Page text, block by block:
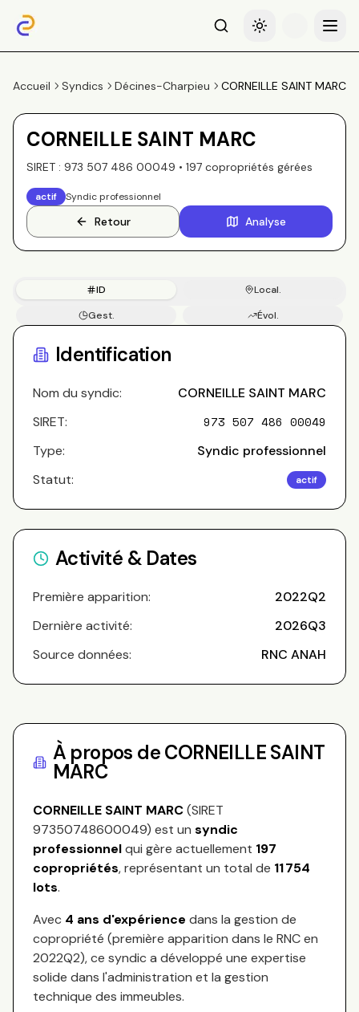
RechercheBasculer le thème
Menu
Accueil Syndics Décines-Charpieu CORNEILLE SAINT MARC
CORNEILLE SAINT MARC
SIRET : 973 507 486 00049 • 197 copropriétés gérées
actif Syndic professionnel
Retour Analyse
ID
Local.
Gest.
Évol.
Identification
Nom du syndic:
CORNEILLE SAINT MARC
SIRET:
973 507 486 00049
Type:
Syndic professionnel
Statut:
actif
Activité & Dates
Première apparition:
2022Q2
Dernière activité:
2026Q3
Source données:
RNC ANAH
À propos deCORNEILLE SAINT
MARC
CORNEILLE SAINT MARC(SIRET
97350748600049) est un syndic
professionnelqui gère actuellement 197
copropriétés, représentant un total de 11 754
lots.
Avec 4 ans d'expérience dans la gestion de
copropriété (première apparition dans le RNC en
2022Q2), ce syndic a développé une expertise
solide dans l'administration et la gestion
technique des immeubles.